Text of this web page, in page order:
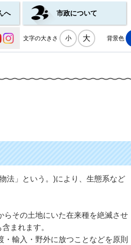
へ 市政について
文字の大きさ 小 大 背景色
法」という。)により、生態系など
らその土地にいた在来種を絶滅させ
まれます。
輸入・野外に放つことなどを原則